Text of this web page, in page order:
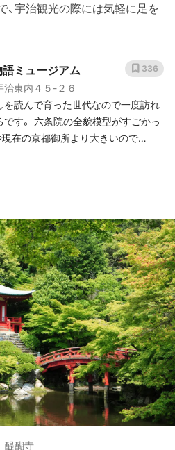
、宇治観光の際には気軽に足を
ミュージアム
治東内４５-２６
を読んで育った世代なので一度訪れ
です。 六条院の全貌模型がすごかっ
現在の京都御所より大きいので
336
醍醐寺